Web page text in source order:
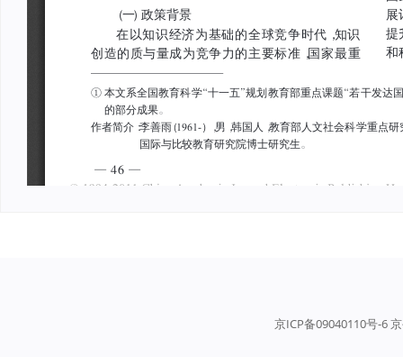
京ICP备09040110号-6